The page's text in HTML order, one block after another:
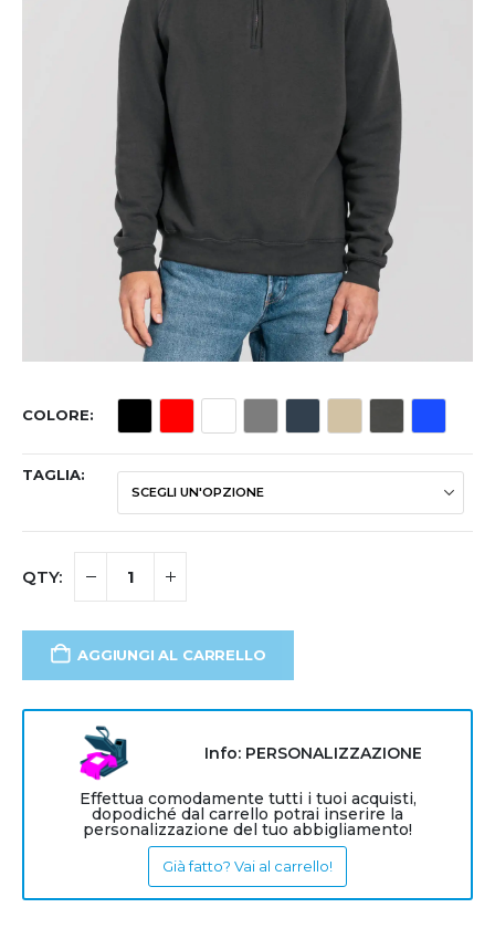
COLORE
TAGLIA
AGGIUNGI AL CARRELLO
Info: PERSONALIZZAZIONE
Effettua comodamente tutti i tuoi acquisti,
dopodiché dal carrello potrai inserire la
personalizzazione del tuo abbigliamento!
Già fatto? Vai al carrello!